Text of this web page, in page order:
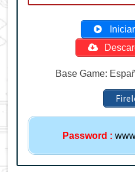
Base Game:
Password :